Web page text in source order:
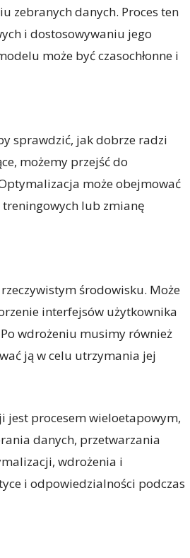
zebranych danych. Proces ten
i dostosowywaniu jego
może być czasochłonne i
sprawdzić, jak dobrze radzi
możemy przejść do
może obejmować
lub zmianę
środowisku. Może
interfejsów użytkownika
wdrożeniu musimy również
ją w celu utrzymania jej
jest procesem wieloetapowym,
danych, przetwarzania
wdrożenia i
i odpowiedzialności podczas